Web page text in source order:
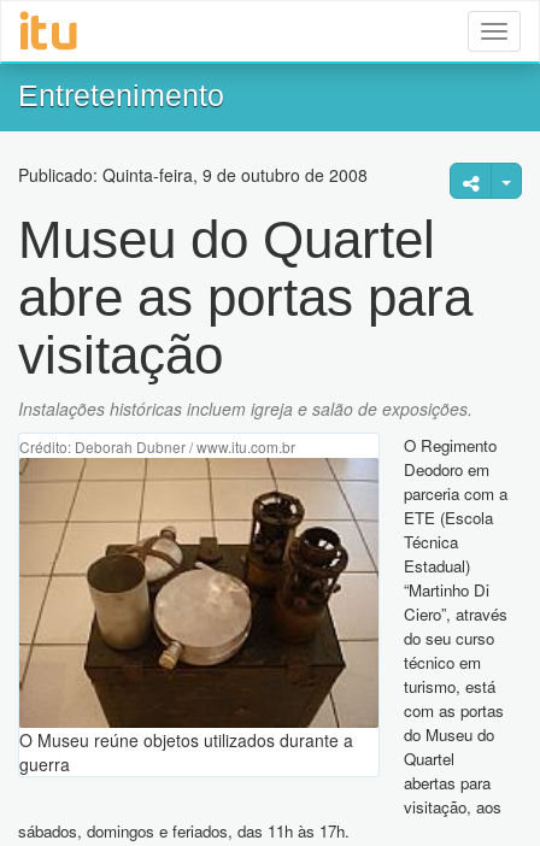
Entretenimento
Publicado: Quinta-feira, 9 de outubro de 2008
Museu do Quartel
abre as portas para
visitação
Instalações históricas incluem igreja e salão de exposições.
Crédito: Deborah Dubner / www.itu.com.br
O Museu reúne objetos utilizados durante a
guerra
O Regimento
Deodoro em
parceria com a
ETE (Escola
Técnica
Estadual)
“Martinho Di
Ciero”, através
do seu curso
técnico em
turismo, está
com as portas
do Museu do
Quartel
abertas para
visitação, aos
sábados, domingos e feriados, das 11h às 17h.